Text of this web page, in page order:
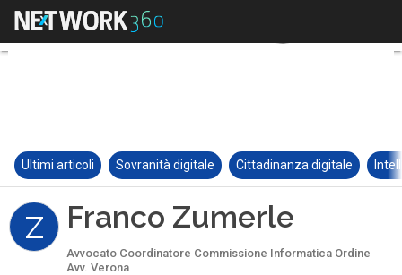
Ultimi articoli Sovranità digitale Cittadinanza digitale
Z Franco Zumerle
Avvocato Coordinatore Commissione Informatica Ordine
Avv. Verona